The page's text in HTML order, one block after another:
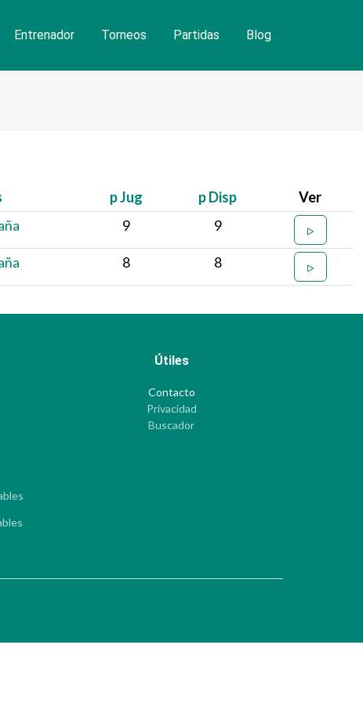
Entrenador Torneos Partidas Blog
p Jug p Disp
Ver
9 9
8 8
Útiles
Contacto
Privacidad
Buscador